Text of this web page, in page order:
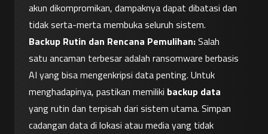
akun dikompromikan, dampaknya dapat dibatasi dan
tidak serta-merta membuka seluruh sistem.
Backup Rutin dan Rencana Pemulihan: Salah
satu ancaman terbesar adalah ransomware berbasis
AI yang bisa mengenkripsi data penting. Untuk
menghadapinya, pastikan memiliki backup data
yang rutin dan terpisah dari sistem utama. Simpan
cadangan data di lokasi atau media yang tidak